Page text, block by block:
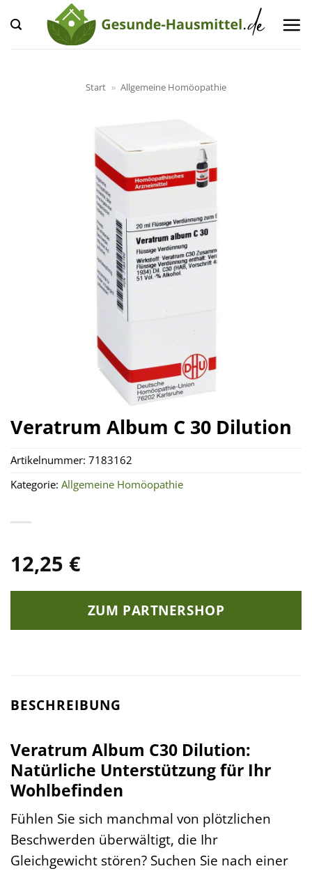
Inhalt
springen
Start » Allgemeine Homöopathie
Veratrum Album C 30 Dilution
12,25 €
ZUM PARTNERSHOP
Artikelnummer: 7183162
Kategorie: Allgemeine Homöopathie
BESCHREIBUNG
Veratrum Album C30 Dilution:
Natürliche Unterstützung für Ihr
Wohlbefinden
Fühlen Sie sich manchmal von plötzlichen
Beschwerden überwältigt, die Ihr
Gleichgewicht stören? Suchen Sie nach einer